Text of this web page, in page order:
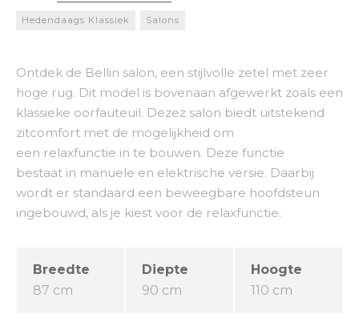
Hedendaags Klassiek Salons
Ontdek de Bellin salon, een stijlvolle zetel met zeer
hoge rug. Dit model is bovenaan afgewerkt zoals een
klassieke oorfauteuil. Dezez salon biedt uitstekend
zitcomfort met de mogelijkheid om
een relaxfunctie in te bouwen. Deze functie
bestaat in manuele en elektrische versie. Daarbij
wordt er standaard een beweegbare hoofdsteun
ingebouwd, als je kiest voor de relaxfunctie.
Breedte
87 cm
Diepte
90 cm
Hoogte
110 cm